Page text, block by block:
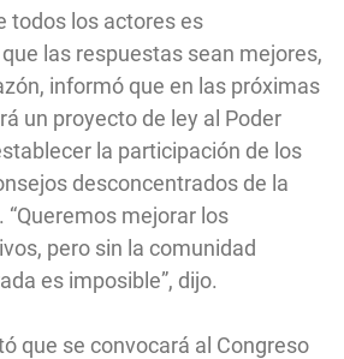
todos los actores es
las respuestas sean mejores,
informó que en las próximas
un proyecto de ley al Poder
la participación de los
desconcentrados de la
“Queremos mejorar los
pero sin la comunidad
es imposible”, dijo.
que se convocará al Congreso